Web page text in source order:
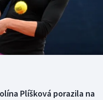
Plíšková porazila na